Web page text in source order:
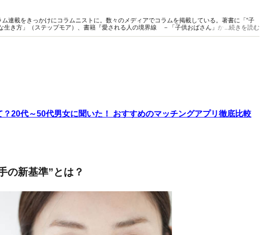
連載をきっかけにコラムニストに。数々のメディアでコラムを掲載している。著書に「“子
生き方」（ステップモア）、書籍『愛される人の境界線 －「子供おばさん」から「大人女
中経出版)など。
...続きを読む
？20代～50代男女に聞いた！ おすすめのマッチングアプリ徹底比較
の新基準”とは？